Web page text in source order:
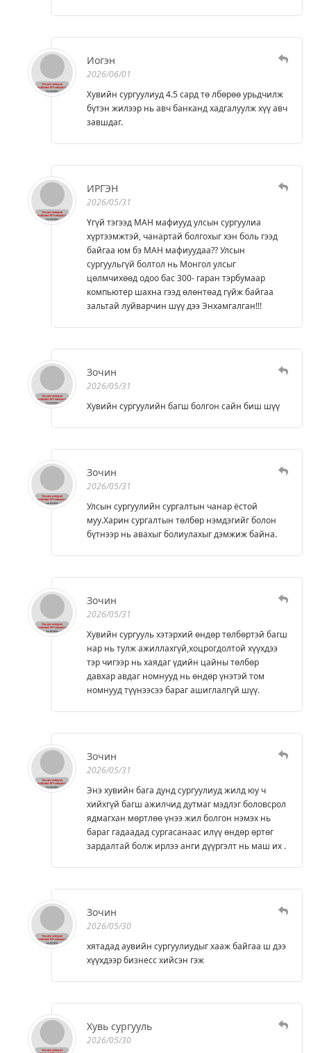
Иогэн
2026/06/01
Хувийн сургуулиуд 4.5 сард тө лбөрөө урьдчилж
бүтэн жилээр нь авч банканд хадгалуулж хүү авч
завшдаг.
ИРГЭН
2026/05/31
Үгүй тэгээд МАН мафиууд улсын сургуулиа
хүртээмжтэй, чанартай болгохыг хэн боль гээд
байгаа юм бэ МАН мафиуудаа?? Улсын
сургуульгүй болтол нь Монгол улсыг
цөлмчихөөд одоо бас 300- гаран тэрбумаар
компьютер шахна гээд өлөнтөад гүйж байгаа
зальтай луйварчин шүү дээ Энхамгалган!!!
Зочин
2026/05/31
Хувийн сургуулийн багш болгон сайн биш шүү
Зочин
2026/05/31
Улсын сургуулийн сургалтын чанар ёстой
муу.Харин сургалтын төлбөр нэмдэгийг болон
бүтнээр нь авахыг болиулахыг дэмжиж байна.
Зочин
2026/05/31
Хувийн сургууль хэтэрхий өндөр төлбөртэй багш
нар нь тулж ажиллахгүй,хоцрогдолтой хүүхдээ
тэр чигээр нь хаядаг үдийн цайны төлбөр
давхар авдаг номнууд нь өндөр үнэтэй том
номнууд түүнээсээ бараг ашиглалгүй шүү.
Зочин
2026/05/31
Энэ хувийн бага дунд сургуулиуд жилд юу ч
хийхгүй багш ажилчид дутмаг мэдлэг боловсрол
ядмагхан мөртлөө үнээ жил болгон нэмэх нь
бараг гадаадад сургасанаас илүү өндөр өртөг
зардалтай болж ирлээ анги дүүргэлт нь маш их .
Зочин
2026/05/30
хятадад аувийн сургуулиудыг хааж байгаа ш дээ
хүүхдээр бизнесс хийсэн гэж
Хувь сургууль
2026/05/30